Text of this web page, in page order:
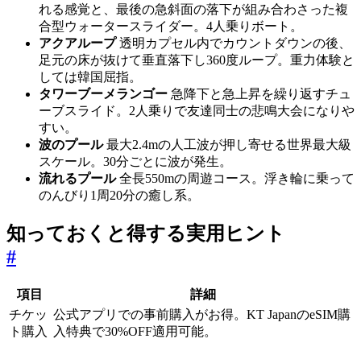
れる感覚と、最後の急斜面の落下が組み合わさった複
合型ウォータースライダー。4人乗りボート。
アクアループ透明カプセル内でカウントダウンの後、
足元の床が抜けて垂直落下し360度ループ。重力体験と
しては韓国屈指。
タワーブーメランゴー 急降下と急上昇を繰り返すチュ
ーブスライド。2人乗りで友達同士の悲鳴大会になりや
すい。
波のプール最大2.4mの人工波が押し寄せる世界最大級
スケール。30分ごとに波が発生。
流れるプール全長550mの周遊コース。浮き輪に乗って
のんびり1周20分の癒し系。
知っておくと得する実用ヒント
#
項目
詳細
チケッ
ト購入
公式アプリでの事前購入がお得。KT JapanのeSIM購
入特典で30%OFF適用可能。